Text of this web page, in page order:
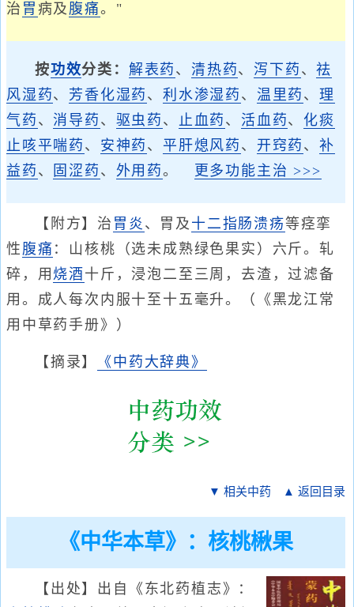
治 胃 病及 腹痛。"
按功效分类： 解表药 、清热药、 泻下药 、祛
风湿药、 芳香化湿药 、利水渗湿药 、 温里药 、理
气药 、 消导药 、 驱虫药 、 止血药 、 活血药、 化痰
止咳平喘药 、 安神药 、 平肝熄风药 、 开窍药 、补
益药 、 固涩药 、 外用药。 更多功能主治 >>>
【附方】治 胃炎 、胃及 十二指肠溃疡等痉挛
性 腹痛 ：山核桃（选未成熟绿色果实）六斤。轧
碎，用 烧酒 十斤，浸泡二至三周，去渣，过滤备
用。成人每次内服十至十五毫升。（《黑龙江常
用中草药手册》）
【摘录】 《中药大辞典》
▼ 相关中药 ▲ 返回目录
《中华本草》：核桃楸果
【出处】出自《东北药植志》：